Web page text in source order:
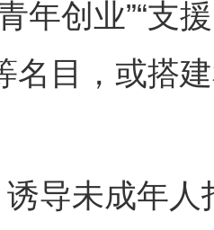
年创业”“支
名目，或搭
未成年人打